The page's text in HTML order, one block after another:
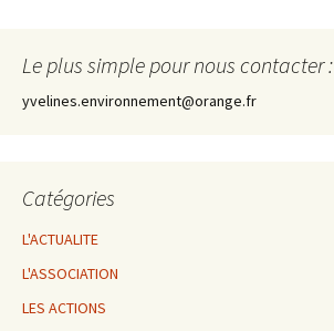
Le plus simple pour nous contacter :
yvelines.environnement@orange.fr
Catégories
L'ACTUALITE
L'ASSOCIATION
LES ACTIONS